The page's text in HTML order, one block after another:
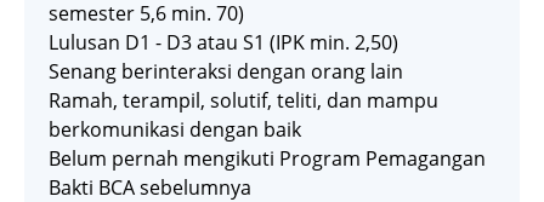
semester 5,6 min. 70)
Lulusan D1 - D3 atau S1 (IPK min. 2,50)
Senang berinteraksi dengan orang lain
Ramah, terampil, solutif, teliti, dan mampu
berkomunikasi dengan baik
Belum pernah mengikuti Program Pemagangan
Bakti BCA sebelumnya